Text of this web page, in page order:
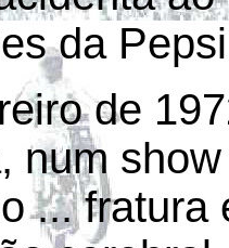
da
de
num
... fratura